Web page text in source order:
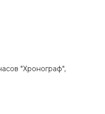
"Хронограф",